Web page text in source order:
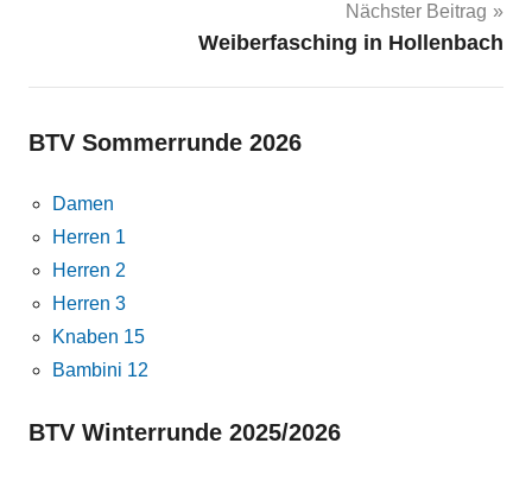
Nächster Beitrag
Weiberfasching in Hollenbach
BTV Sommerrunde 2026
Damen
Herren 1
Herren 2
Herren 3
Knaben 15
Bambini 12
BTV Winterrunde 2025/2026